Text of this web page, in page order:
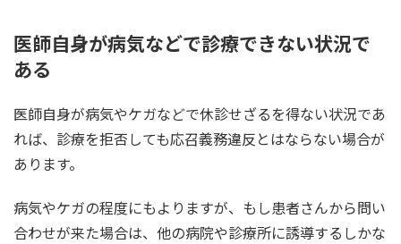
医師自身が病気などで診療できない状況で
ある
医師自身が病気やケガなどで休診せざるを得ない状況であ
れば、診療を拒否しても応召義務違反とはならない場合が
あります。
病気やケガの程度にもよりますが、もし患者さんから問い
合わせが来た場合は、他の病院や診療所に誘導するしかな